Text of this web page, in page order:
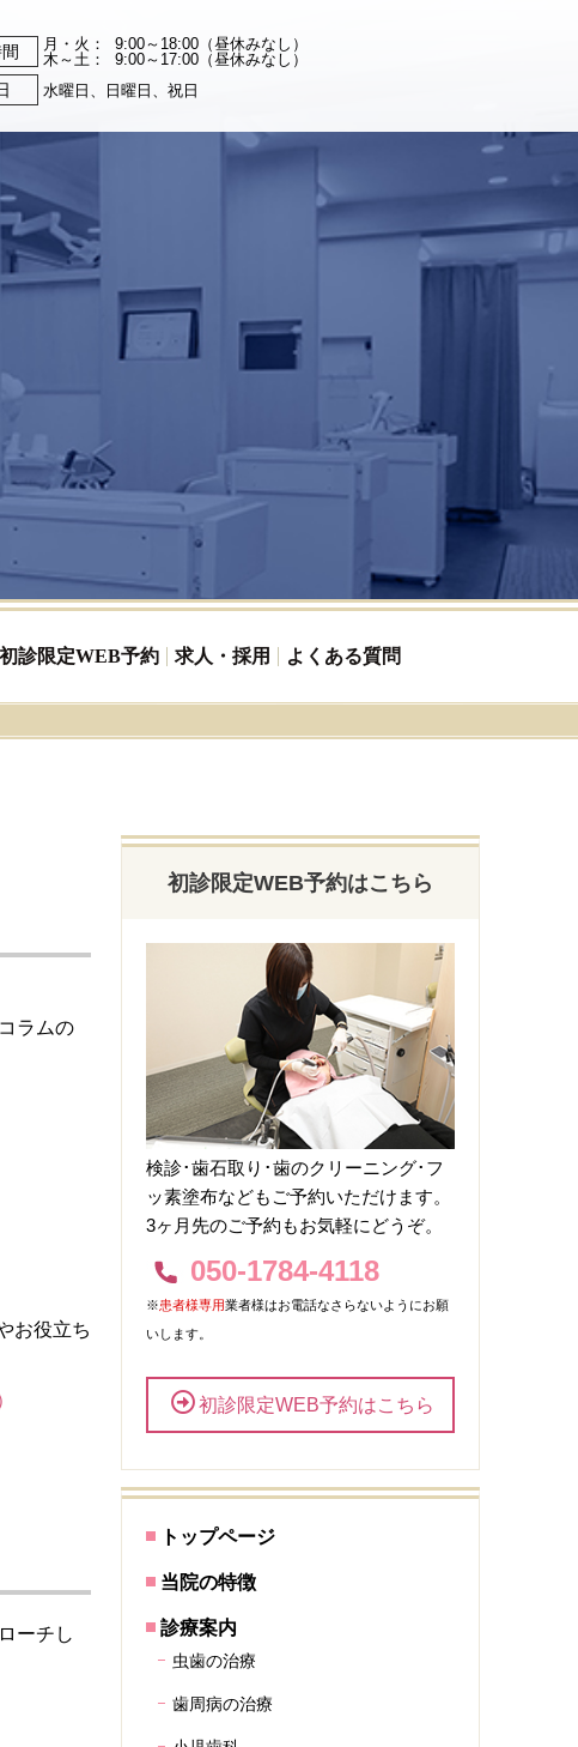
月・火：
9:00～18:00（昼休みなし）
木～土：
9:00～17:00（昼休みなし）
水曜日、日曜日、祝日
初診限定WEB予約 求人・採用 よくある質問
ラムの
お役立ち
ーチし
初診限定WEB予約はこちら
検診･歯石取り･歯のクリーニング･フ
ッ素塗布などもご予約いただけます。
3ヶ月先のご予約もお気軽にどうぞ。
050-1784-4118
※患者様専用業者様はお電話なさらないようにお願
いします。
初診限定WEB予約はこちら
トップページ
当院の特徴
診療案内
虫歯の治療
歯周病の治療